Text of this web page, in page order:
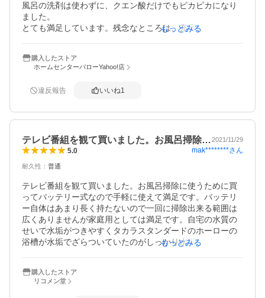
風呂の洗剤は使わずに、クエン酸だけでもピカピカになり
ました。
とても満足しています。残念なところは、充電がすぐに切
かな？
もっとみる
購入したストア
ホームセンターバローYahoo!店
違反報告 いいね1
テレビ番組を観て買いました。お風呂掃除…2021/11/29
5.0 mak********さん
耐久性 ： 普通
テレビ番組を観て買いました。お風呂掃除に使うために買
ってバッテリー式なので手軽に使えて満足です。バッテリ
ー自体はあまり長く持たないので一回に掃除出来る範囲は
広くありませんが家庭用としては満足です。自宅の水質の
せいで水垢がつきやすくタカラスタンダードのホーローの
浴槽が水垢でざらついていたのがしっかり水垢を落とせて
もっとみる
購入したストア
リコメン堂